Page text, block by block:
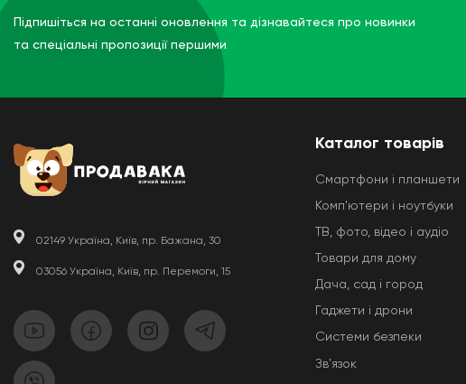
Підпишіться на останні оновлення та дізнавайтеся про новинки
та спеціальні пропозиції першими
02149 Україна, Київ, пр. Бажана, 30
03056 Україна, Київ, пр. Перемоги, 15
Каталог товарів
Смартфони і планшети
Комп'ютери і ноутбуки
ТВ, фото, відео і аудіо
Товари для дому
Дача, сад і город
Гаджети і дрони
Системи безпеки
Звʼязок